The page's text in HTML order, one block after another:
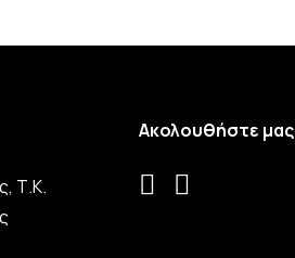
Τ.Κ.
Ακολουθήστε μας